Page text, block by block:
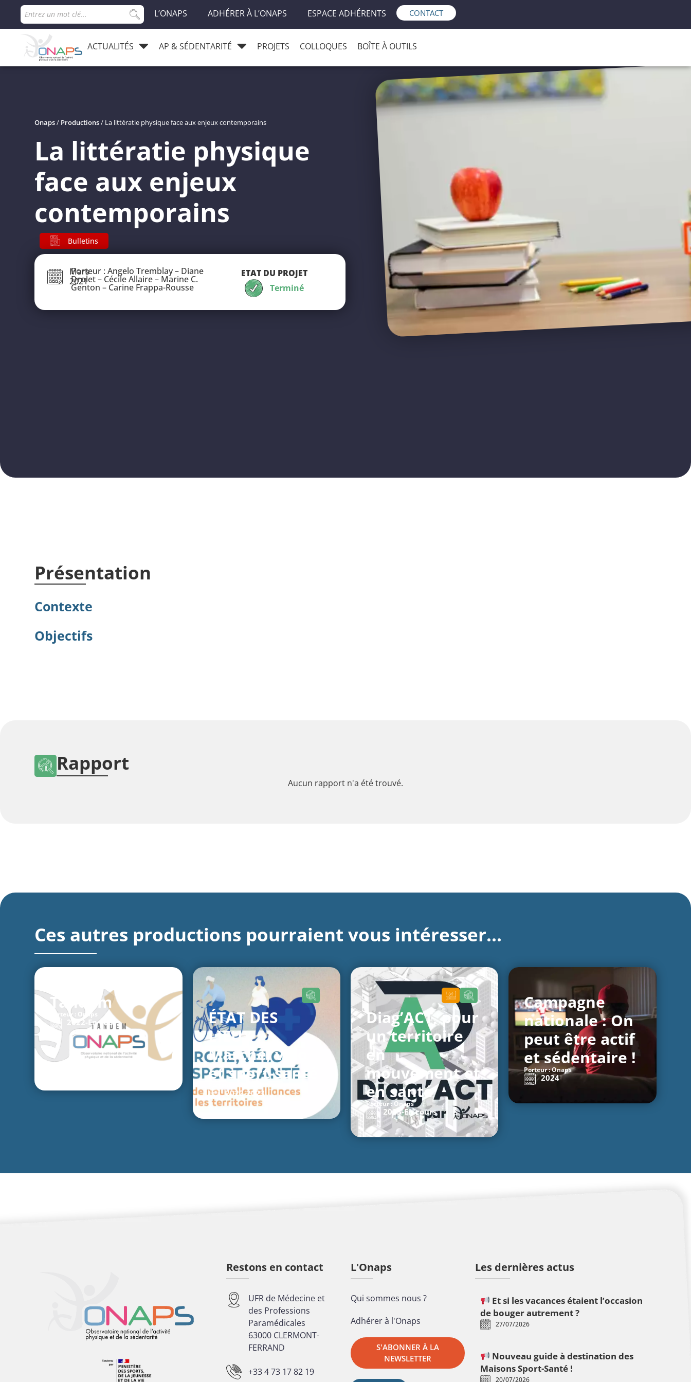
L’ONAPS ADHÉRER À L’ONAPS ESPACE ADHÉRENTS CONTACT
ACTUALITÉS AP & SÉDENTARITÉ PROJETS COLLOQUES BOÎTE À OUTILS
Onaps/ Productions/ La littératie physique face aux enjeux contemporains
La littératie physique
face aux enjeux
contemporains
Bulletins
Mars
2021
Porteur : Angelo Tremblay – Diane
Drolet – Cécile Allaire – Marine C.
Genton – Carine Frappa-Rousse
ETAT DU PROJET
Terminé
Présentation
Contexte
Objectifs
Rapport
Aucun rapport n'a été trouvé.
Ces autres productions pourraient vous intéresser...
Tandem
Porteur : Onaps
2022- En cours
ÉTAT DES
LIEUX :
Marche, vélo
et sport-santé
Porteur : ADMA
2022-2023
Diag’ACT, pour
un territoire
en
mouvement et
en santé
Porteur : Onaps
2023-En cours
Campagne
nationale : On
peut être actif
et sédentaire !
Porteur : Onaps
2024
Restons en contact
UFR de Médecine et
des Professions
Paramédicales
63000 CLERMONT-
FERRAND
+33 4 73 17 82 19
L'Onaps
Qui sommes nous ?
Adhérer à l'Onaps
S'ABONNER À LA
NEWSLETTER
Les dernières actus
Et si les vacances étaient l’occasion
de bouger autrement ?
27/07/2026
Nouveau guide à destination des
Maisons Sport-Santé !
20/07/2026